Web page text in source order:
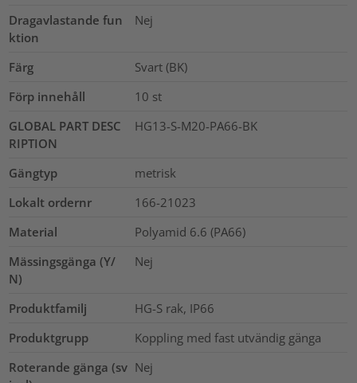
Dragavlastande fun
ktion
Nej
Färg
Svart (BK)
Förp innehåll
10 st
GLOBAL PART DESC
RIPTION
HG13-S-M20-PA66-BK
Gängtyp
metrisk
Lokalt ordernr
166-21023
Material
Polyamid 6.6 (PA66)
Mässingsgänga (Y/
N)
Nej
Produktfamilj
HG-S rak, IP66
Produktgrupp
Koppling med fast utvändig gänga
Roterande gänga (sv Nej